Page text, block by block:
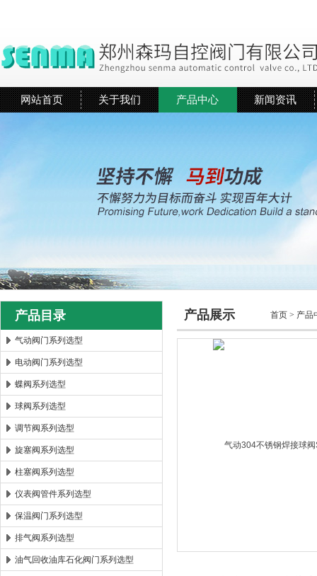
郑州森玛自控阀门有限公司
网站首页 关于我们 产品中心 新闻资讯
产品目录
气动阀门系列选型
电动阀门系列选型
蝶阀系列选型
球阀系列选型
调节阀系列选型
旋塞阀系列选型
柱塞阀系列选型
仪表阀管件系列选型
保温阀门系列选型
排气阀系列选型
油气回收油库石化阀门系列选型
产品展示 首页 > 产品